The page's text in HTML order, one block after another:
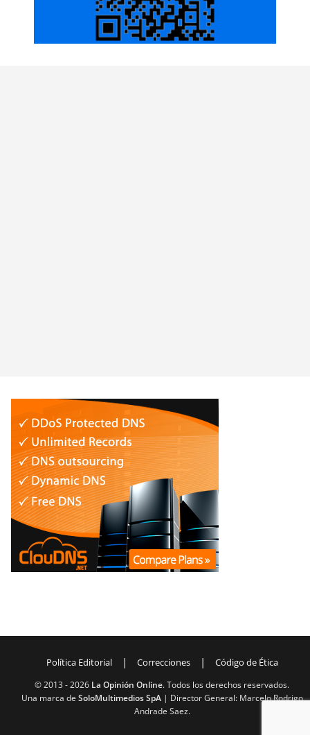
Política Editorial | Correcciones | Código de Ética
© 2013 -2026 La Opinión Online. Todos los derechos reservados.
Una marca de SoloMultimedios SpA| Director General: Marcelo Rodrigo
Andrade Saez.